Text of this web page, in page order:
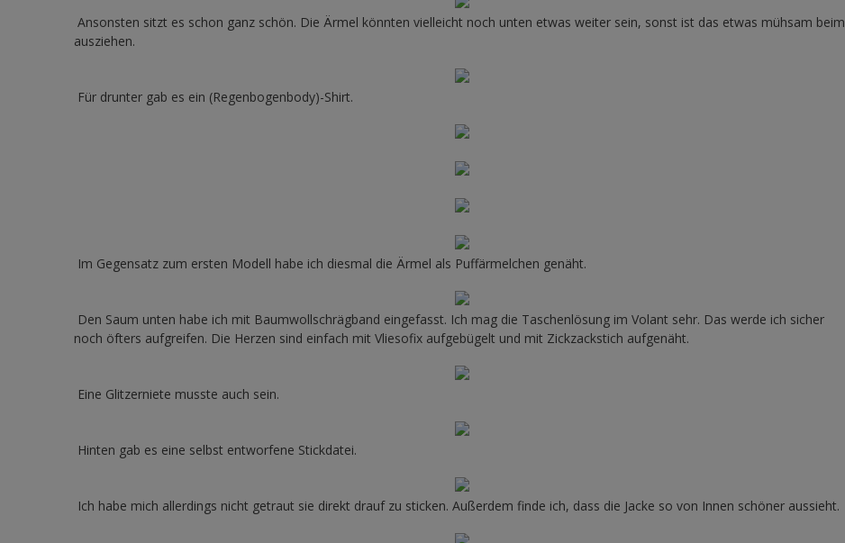
Ansonsten sitzt es schon ganz schön. Die Ärmel könnten vielleicht noch unten etwas weiter sein, sonst ist das etwas mühsam beim
ausziehen.
Für drunter gab es ein (Regenbogenbody)-Shirt.
Im Gegensatz zum ersten Modell habe ich diesmal die Ärmel als Puffärmelchen genäht.
Den Saum unten habe ich mit Baumwollschrägband eingefasst. Ich mag die Taschenlösung im Volant sehr. Das werde ich sicher
noch öfters aufgreifen. Die Herzen sind einfach mit Vliesofix aufgebügelt und mit Zickzackstich aufgenäht.
Eine Glitzerniete musste auch sein.
Hinten gab es eine selbst entworfene Stickdatei.
Ich habe mich allerdings nicht getraut sie direkt drauf zu sticken. Außerdem finde ich, dass die Jacke so von Innen schöner aussieht.